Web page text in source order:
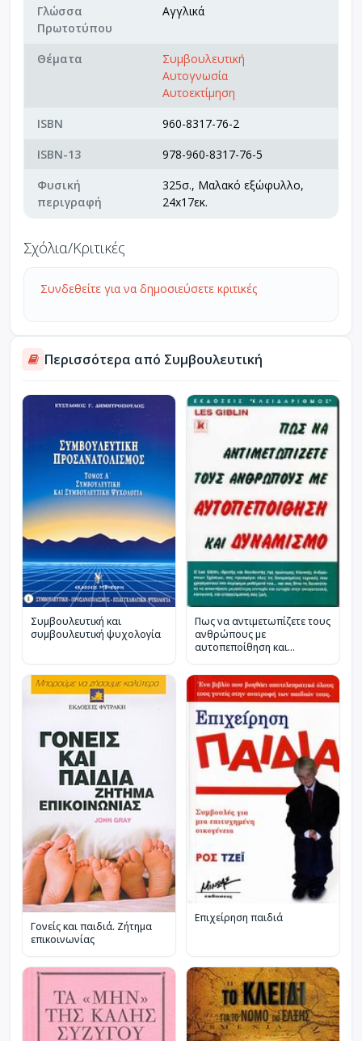
Γλώσσα
Πρωτοτύπου
Αγγλικά
Θέματα
Συμβουλευτική
Αυτογνωσία
Αυτοεκτίμηση
ISBN
960-8317-76-2
ISBN-13
978-960-8317-76-5
Φυσική
περιγραφή
325σ., Μαλακό εξώφυλλο,
24x17εκ.
Σχόλια/Κριτικές
Συνδεθείτε για να δημοσιεύσετε κριτικές
Περισσότερα από Συμβουλευτική
Συμβουλευτική και
συμβουλευτική ψυχολογία
Πως να αντιμετωπίζετε τους
ανθρώπους με
αυτοπεποίθηση και
Γονείς και παιδιά. Ζήτημα
επικοινωνίας
Επιχείρηση παιδιά